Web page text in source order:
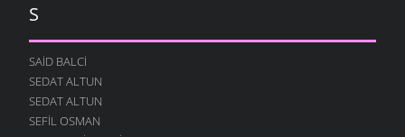
S
SAID BALCI
SEDAT ALTUN
SEDAT ALTUN
SEFIL OSMAN